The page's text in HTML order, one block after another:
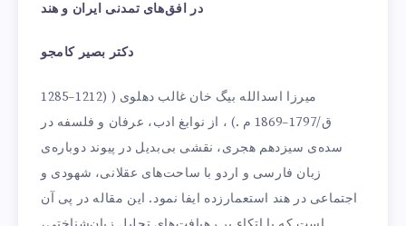
در افق‌های تمدنی ایران و هند
دکتر بصیر کامجو
میرزا اسدالله بیگ خان غالب دهلوی ( (1212–1285
ق/1797–1869 م .) ، از نوابغ ادب، عرفان و فلسفه در
سده‌ی سیزدهم هجری، نقشی بی‌بدیل در پیوند دوباره‌ی
زبان فارسی و اردو با ساحت‌های عقلانی، شهودی و
اجتماعی در هند استعمارزده ایفا نمود. این مقاله در پی آن